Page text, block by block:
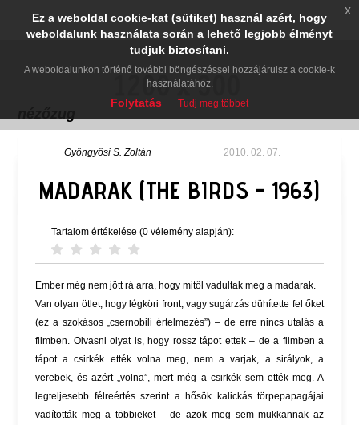
Gyöngyösi S. Zoltán 2010. 02. 07.
MADARAK (THE BIRDS - 1963)
Tartalom értékelése (0 vélemény alapján):
Ember még nem jött rá arra, hogy mitől vadultak meg a madarak.
Van olyan ötlet, hogy légköri front, vagy sugárzás dühítette fel őket
(ez a szokásos „csernobili értelmezés”) – de erre nincs utalás a
filmben. Olvasni olyat is, hogy rossz tápot ettek – de a filmben a
tápot a csirkék ették volna meg, nem a varjak, a sirályok, a
verebek, és azért „volna”, mert még a csirkék sem ették meg. A
legteljesebb félreértés szerint a hősök kalickás törpepapagájai
vadították meg a többieket – de azok meg sem mukkannak az
Ez a weboldal cookie-kat (sütiket) használ azért, hogy
weboldalunk használata során a lehető legjobb élményt
tudjuk biztosítani.
A weboldalunkon történő további böngészéssel hozzájárulsz a cookie-k
használatához.
Folytatás Tudj meg többet
x